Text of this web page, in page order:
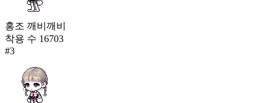
홍조 깨비깨비
착용 수 16703
#3